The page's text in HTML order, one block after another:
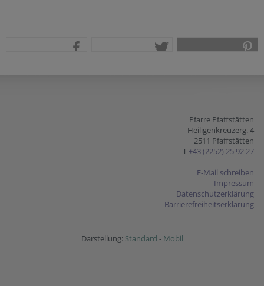
Pfarre Pfaffstätten
Heiligenkreuzerg. 4
2511 Pfaffstätten
T +43 (2252) 25 92 27
E-Mail schreiben
Impressum
Datenschutzerklärung
Barrierefreiheitserklärung
Darstellung: Standard - Mobil